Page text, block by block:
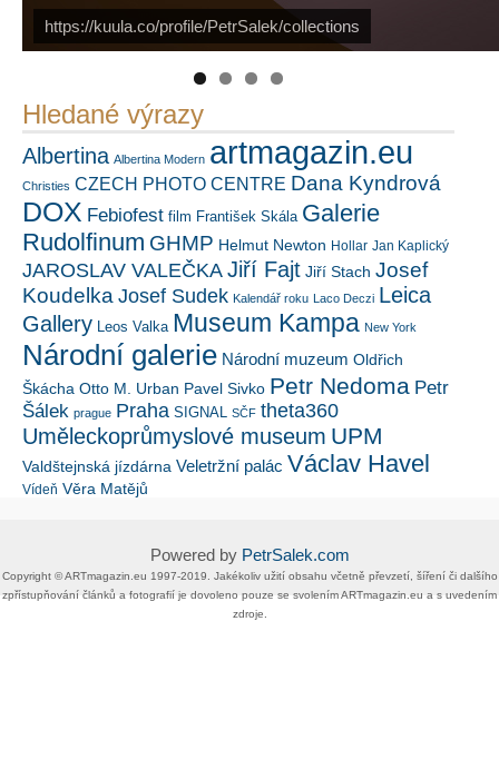
Náš mediální partnerFotoVideo.cz
Hledané výrazy
Albertina Albertina Modern artmagazin.eu
Christies CZECH PHOTO CENTRE Dana Kyndrová
DOX Febiofest film František Skála Galerie
Rudolfinum GHMP Helmut Newton Hollar Jan Kaplický
JAROSLAV VALEČKA Jiří Fajt Jiří Stach Josef
Koudelka Josef Sudek Kalendář roku Laco Deczi Leica
Gallery Leos Valka Museum Kampa New York
Národní galerie Národní muzeum Oldřich
Škácha Otto M. Urban Pavel Sivko Petr Nedoma Petr
Šálek prague Praha SIGNAL SČF theta360
Uměleckoprůmyslové museum UPM
Valdštejnská jízdárna Veletržní palác Václav Havel
Vídeň Věra Matějů
Powered by PetrSalek.com
Copyright ©​ ​​ARTmagazin.eu ​1997-2019​.​ Jakékoliv užití obsahu včetně převzetí, šíření či dalšího
zpřístupňování článků a fotografií je dovoleno pouze se svolením ​ARTmagazin.eu​ ​a s uvedením
zdroje.